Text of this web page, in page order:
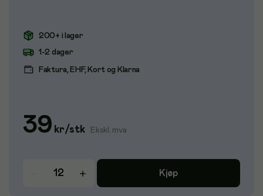
200+ i lager
1-2 dager
Faktura, EHF, Kort og Klarna
39 kr/stk Ekskl. mva
Kjøp